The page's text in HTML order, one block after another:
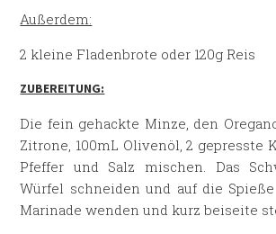
Außerdem:
2 kleine Fladenbrote oder 120g Reis
ZUBEREITUNG:
Die fein gehackte Minze, den
Zitrone, 100mL Olivenöl, 2 gepresste
Pfeffer und Salz mischen. Das
Würfel schneiden und auf die
Marinade wenden und kurz beiseite